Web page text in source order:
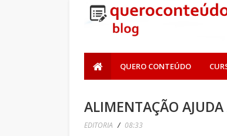
QUERO CONTEÚDO
ALIMENTAÇÃO
EDITORIA / 08:33